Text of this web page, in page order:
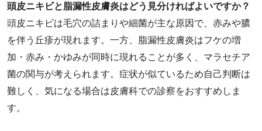
頭皮ニキビと脂漏性皮膚炎はどう見分ければよいですか？
頭皮ニキビは毛穴の詰まりや細菌が主な原因で、赤みや膿
を伴う丘疹が現れます。一方、脂漏性皮膚炎はフケの増
加・赤み・かゆみが同時に現れることが多く、マラセチア
菌の関与が考えられます。症状が似ているため自己判断は
難しく、気になる場合は皮膚科での診察をおすすめしま
す。